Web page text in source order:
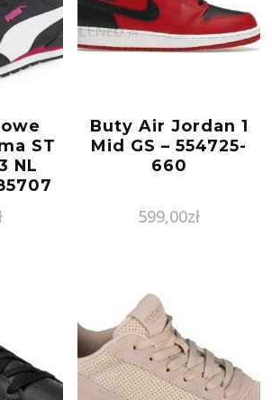
ST
NL
Buty Air Jordan 1
Mid GS – 554725-
660
599,00zł